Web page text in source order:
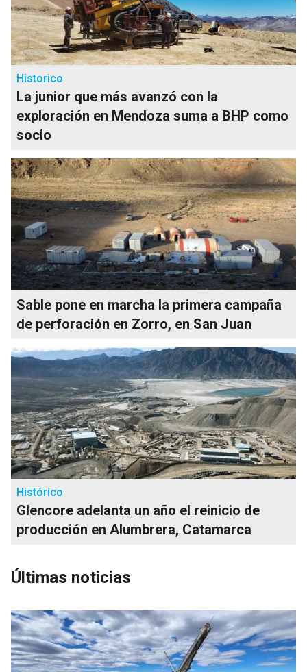
Historico
La junior que más avanzó con la
exploración en Mendoza suma a BHP como
socio
Sable pone en marcha la primera campaña
de perforación en Zorro, en San Juan
Histórico
Glencore adelanta un año el reinicio de
producción en Alumbrera, Catamarca
Últimas noticias